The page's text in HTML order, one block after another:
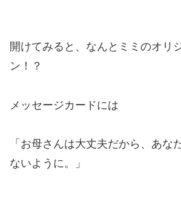
開けてみると、なんとミミのオリ
ン！？
メッセージカードには
「お母さんは大丈夫だから、あな
ないように。」